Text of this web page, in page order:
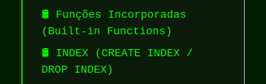
🛢️ Funções Incorporadas
(Built-in Functions)
🛢️ INDEX (CREATE INDEX /
DROP INDEX)